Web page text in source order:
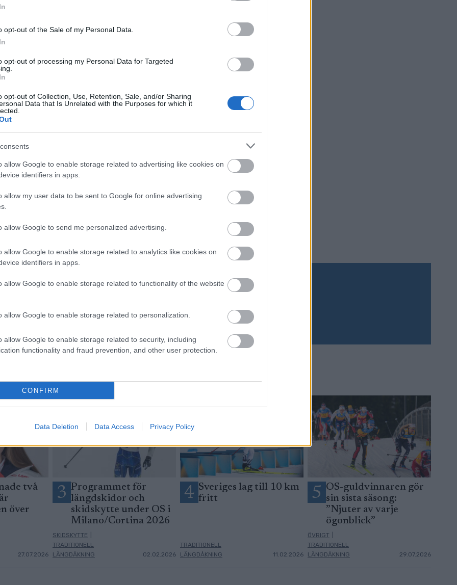
opt-out of the Sale of my Personal Data.
opt-out of processing my Personal Data for Targeted
opt-out of Collection, Use, Retention, Sale, and/or Sharing
Data that Is Unrelated with the Purposes for which it
allow Google to enable storage related to advertising like cookies on
identifiers in apps.
allow my user data to be sent to Google for online advertising
allow Google to send me personalized advertising.
allow Google to enable storage related to analytics like cookies on
identifiers in apps.
allow Google to enable storage related to functionality of the website
allow Google to enable storage related to personalization.
allow Google to enable storage related to security, including
functionality and fraud prevention, and other user protection.
CONFIRM
Data Deletion Data Access Privacy Policy
karriärer, bland annat Johan Häggström, Jens
även hos henne.
blir man påmind om att det här inte är något livet ut,
mig.
var hon fortfarande junior. Vardagen som skidåkare är
huvudsyssla i största delen av mitt liv så den här
med en viss osäkerhet i en mer skrämmande form.
två
över
27.07.2026
3 Programmet för
längdskidor och
skidskytte under OS i
Milano/Cortina 2026
SKIDSKYTTE
TRADITIONELL
LÄNGDÅKNING
02.02.2026
4 Sveriges lag till 10 km
fritt
TRADITIONELL
LÄNGDÅKNING
11.02.2026
5 OS-guldvinnaren gör
sin sista säsong:
”Njuter av varje
ögonblick”
ÖVRIGT
TRADITIONELL
LÄNGDÅKNING
29.07.2026